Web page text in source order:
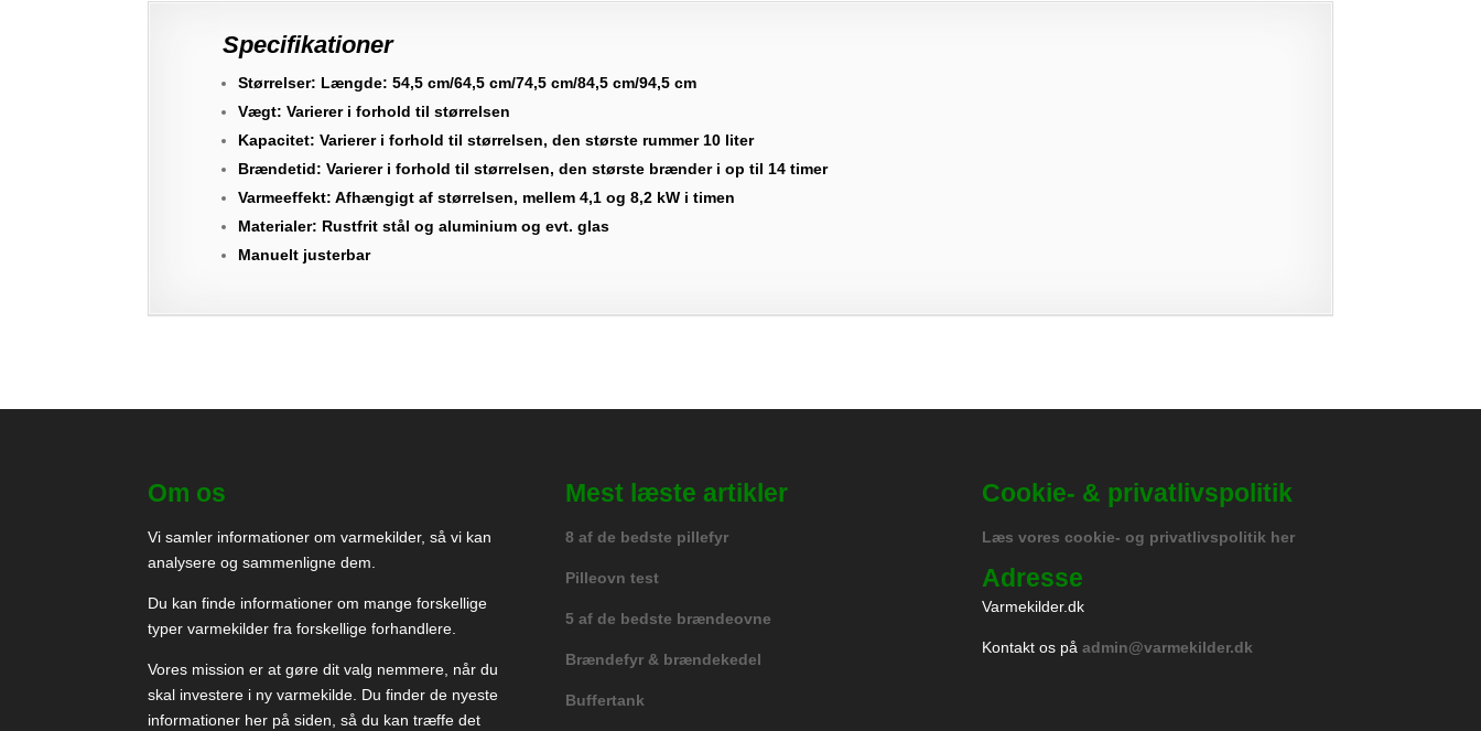
Specifikationer
Størrelser: Længde: 54,5 cm/64,5 cm/74,5 cm/84,5 cm/94,5 cm
Vægt: Varierer i forhold til størrelsen
Kapacitet: Varierer i forhold til størrelsen, den største rummer 10 liter
Brændetid: Varierer i forhold til størrelsen, den største brænder i op til 14 timer
Varmeeffekt: Afhængigt af størrelsen, mellem 4,1 og 8,2 kW i timen
Materialer: Rustfrit stål og aluminium og evt. glas
Manuelt justerbar
Om os
Vi samler informationer om varmekilder, så vi kan
analysere og sammenligne dem.
Du kan finde informationer om mange forskellige
typer varmekilder fra forskellige forhandlere.
Vores mission er at gøre dit valg nemmere, når du
skal investere i ny varmekilde. Du finder de nyeste
informationer her på siden, så du kan træffe det
Mest læste artikler
8 af de bedste pillefyr
Pilleovn test
5 af de bedste brændeovne
Brændefyr & brændekedel
Buffertank
Cookie- & privatlivspolitik
Læs vores cookie- og privatlivspolitik her
Adresse
Varmekilder.dk
Kontakt os på admin@varmekilder.dk